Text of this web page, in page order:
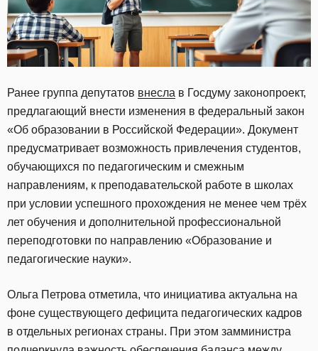
Ранее группа депутатов внесла в Госдуму законопроект,
предлагающий внести изменения в федеральный закон
«Об образовании в Российской Федерации». Документ
предусматривает возможность привлечения студентов,
обучающихся по педагогическим и смежным
направлениям, к преподавательской работе в школах
при условии успешного прохождения не менее чем трёх
лет обучения и дополнительной профессиональной
переподготовки по направлению «Образование и
педагогические науки».
Ольга Петрова отметила, что инициатива актуальна на
фоне существующего дефицита педагогических кадров
в отдельных регионах страны. При этом замминистра